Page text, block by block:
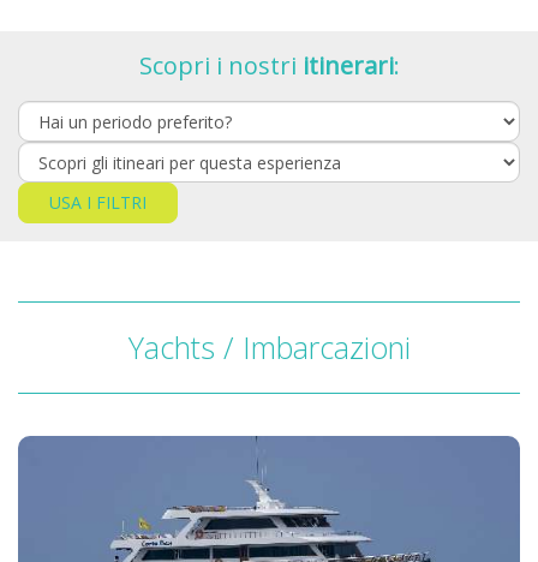
Scopri i nostri itinerari:
USA I FILTRI
Yachts / Imbarcazioni